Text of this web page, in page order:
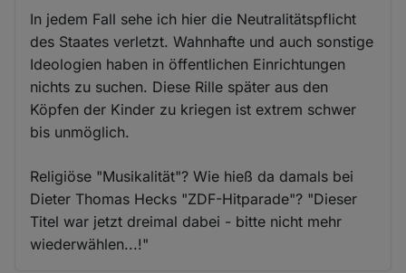
In jedem Fall sehe ich hier die Neutralitätspflicht
des Staates verletzt. Wahnhafte und auch sonstige
Ideologien haben in öffentlichen Einrichtungen
nichts zu suchen. Diese Rille später aus den
Köpfen der Kinder zu kriegen ist extrem schwer
bis unmöglich.
Religiöse "Musikalität"? Wie hieß da damals bei
Dieter Thomas Hecks "ZDF-Hitparade"? "Dieser
Titel war jetzt dreimal dabei - bitte nicht mehr
wiederwählen...!"